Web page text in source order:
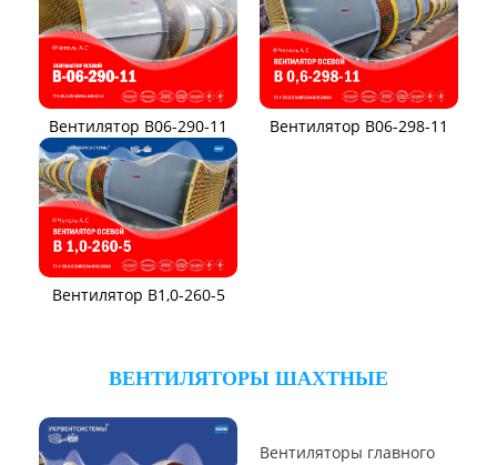
ВЕНТИЛЯТОРЫ ПЫЛЕВЫЕ
Вентилятор ВЦП 5-45 Вентилятор ВЦП 6-46
Вентилятор ВЦП Вентилятор ВРПВ
Вентилятор ВЦП 6-45
Вентилятор ВПЗ
Вентилятор В-Ц6-30